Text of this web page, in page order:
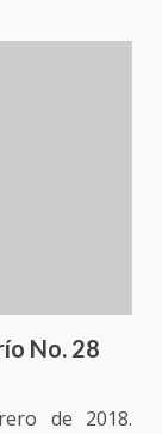
No. 28
de 2018.